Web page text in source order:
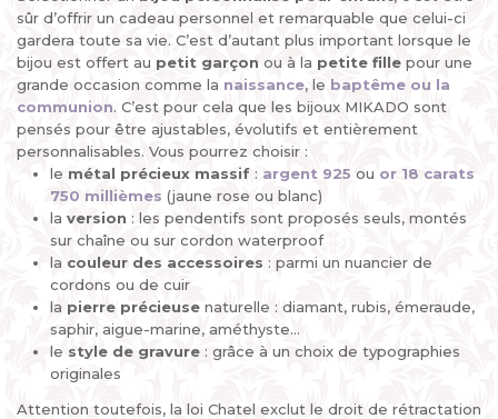
sûr d’offrir un cadeau personnel et remarquable que celui-ci
gardera toute sa vie. C’est d’autant plus important lorsque le
bijou est offert au petit garçon ou à la petite fille pour une
grande occasion comme la naissance, le baptême ou la
communion. C’est pour cela que les bijoux MIKADO sont
pensés pour être ajustables, évolutifs et entièrement
personnalisables. Vous pourrez choisir :
le métal précieux massif : argent 925 ou or 18 carats
750 millièmes (jaune rose ou blanc)
la version : les pendentifs sont proposés seuls, montés
sur chaîne ou sur cordon waterproof
la couleur des accessoires : parmi un nuancier de
cordons ou de cuir
la pierre précieuse naturelle : diamant, rubis, émeraude,
saphir, aigue-marine, améthyste...
le style de gravure : grâce à un choix de typographies
originales
Attention toutefois, la loi Chatel exclut le droit de rétractation